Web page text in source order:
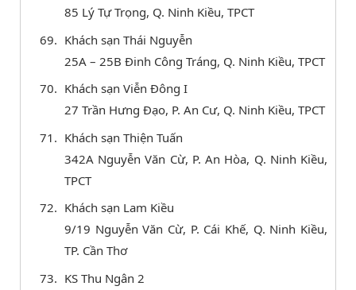
85 Lý Tự Trọng, Q. Ninh Kiều, TPCT
Khách sạn Thái Nguyễn
25A – 25B Đinh Công Tráng, Q. Ninh Kiều, TPCT
Khách sạn Viễn Đông I
27 Trần Hưng Đạo, P. An Cư, Q. Ninh Kiều, TPCT
Khách sạn Thiện Tuấn
342A Nguyễn Văn Cừ, P. An Hòa, Q. Ninh Kiều,
TPCT
Khách sạn Lam Kiều
9/19 Nguyễn Văn Cừ, P. Cái Khế, Q. Ninh Kiều,
TP. Cần Thơ
KS Thu Ngân 2